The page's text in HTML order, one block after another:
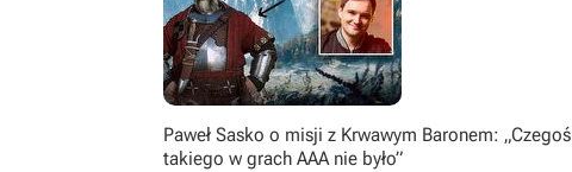
Paweł Sasko o misji z Krwawym Baronem: „Czegoś
takiego w grach AAA nie było”